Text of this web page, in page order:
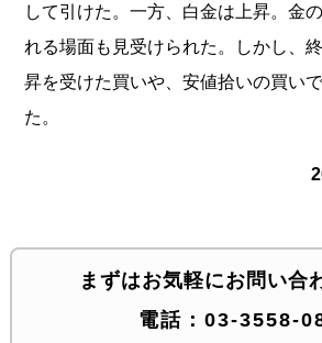
して引けた。一方、白金は上昇。金
れる場面も見受けられた。しかし、
昇を受けた買いや、安値拾いの買い
た 。
まずはお気軽にお問い合
電話： 03-3558-